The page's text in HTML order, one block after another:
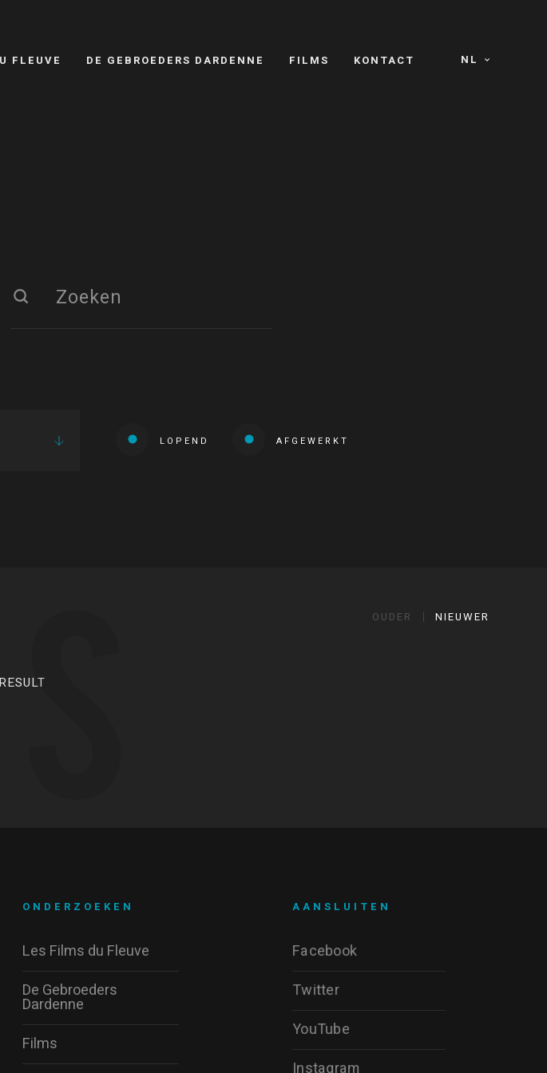
NL
FLEUVE DE GEBROEDERS DARDENNE FILMS KONTACT
LOPEND AFGEWERKT
OUDER NIEUWER
AANSLUITEN
Facebook
Twitter
YouTube
Instagram
ONDERZOEKEN
Les Films du Fleuve
De Gebroeders
Dardenne
Films